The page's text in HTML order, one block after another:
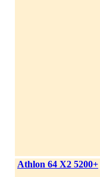
Athlon 64 X2 5200+